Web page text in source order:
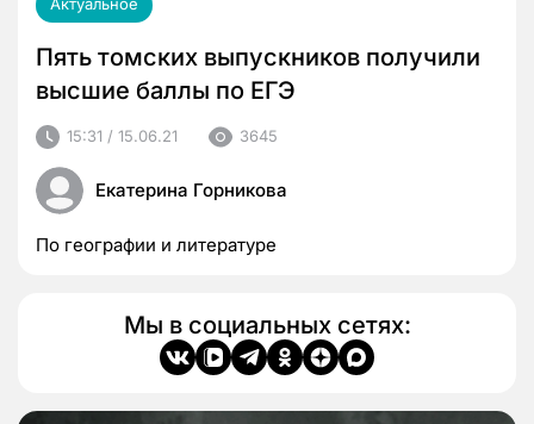
Пять томских выпускников получили
высшие баллы по ЕГЭ
15:31 / 15.06.21 3645
Екатерина Горникова
По географии и литературе
Мы в социальных сетях: